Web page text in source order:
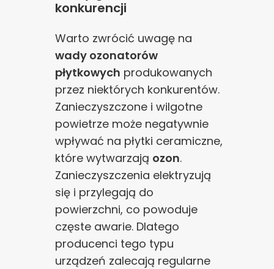
konkurencji
Warto zwrócić uwagę na
wady ozonatorów
płytkowych produkowanych
przez niektórych konkurentów.
Zanieczyszczone i wilgotne
powietrze może negatywnie
wpływać na płytki ceramiczne,
które wytwarzają ozon.
Zanieczyszczenia elektryzują
się i przylegają do
powierzchni, co powoduje
częste awarie. Dlatego
producenci tego typu
urządzeń zalecają regularne